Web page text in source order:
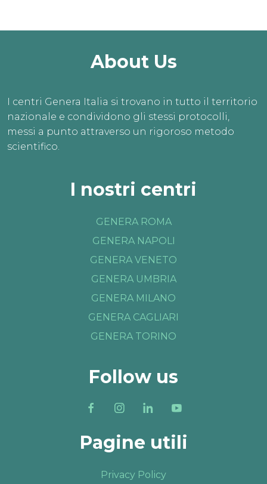
About Us
I centri Genera Italia si trovano in tutto il territorio
nazionale e condividono gli stessi protocolli,
messi a punto attraverso un rigoroso metodo
scientifico.
I nostri centri
GENERA ROMA
GENERA NAPOLI
GENERA VENETO
GENERA UMBRIA
GENERA MILANO
GENERA CAGLIARI
GENERA TORINO
Follow us
Pagine utili
Privacy Policy